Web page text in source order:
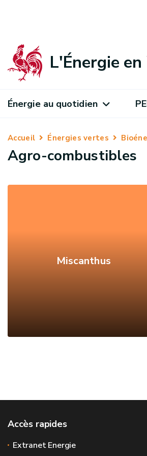
L'Énergie
Énergie au quotidien
Accueil Énergies vertes
Agro-combustibles
Miscanthus
Accès rapides
Extranet Energie